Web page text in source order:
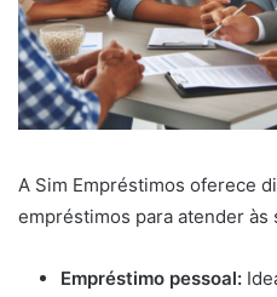
A Sim Empréstimos oferece
empréstimos para atender às
Empréstimo pessoal: